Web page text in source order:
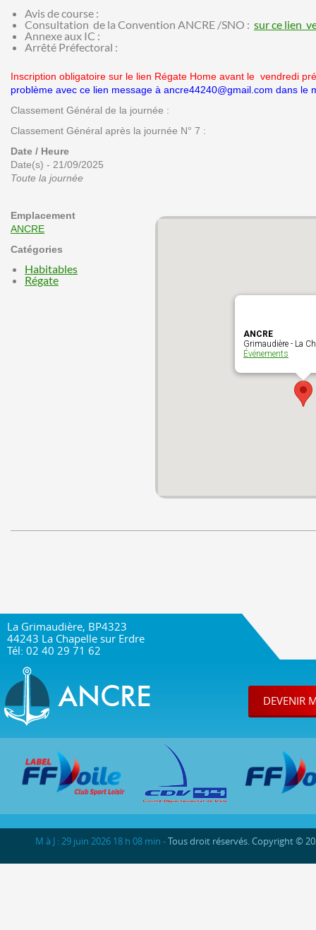
Avis de course :
Consultation de la Convention ANCRE /SNO : sur ce lien
Annexe aux IC :
Arrêté Préfectoral :
Inscription obligatoire sur le lien Régate Home avant le vendredi
problème avec ce lien message à ancre44240@gmail.com dans le
Classement Général de la journée :
Classement Général après la journée N° 7 :
Date / Heure
Date(s) - 21/09/2025
Toute la journée
ANCRE
Grimaudière - La
Événements
Emplacement
ANCRE
Catégories
Habitables
Régate
La Grimaudière, BP4323
44243 La Chapelle sur Erdre
Tél: 02 40 29 71 62
DEVENIR
M à J : 29 juin 2026 18 h 08 min -Tous droit réservés. Copyright ©